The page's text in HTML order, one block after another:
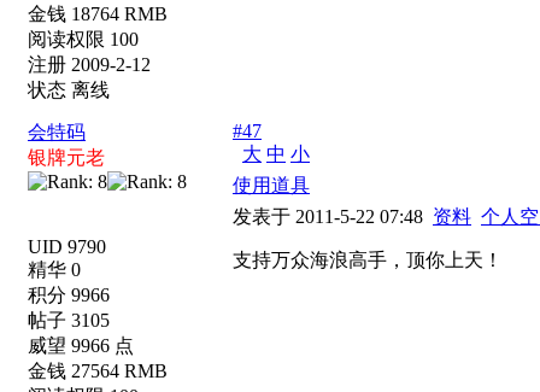
金钱 18764 RMB
阅读权限 100
注册 2009-2-12
状态 离线
会特码
银牌元老
UID 9790
精华 0
积分 9966
帖子 3105
威望 9966 点
金钱 27564 RMB
#47
大 中 小
使用道具
发表于 2011-5-22 07:48 资料 个人
支持万众海浪高手，顶你上天！